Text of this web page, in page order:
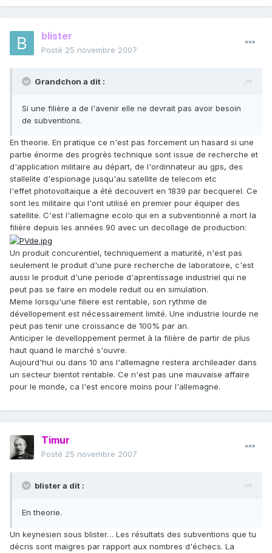
blister
Posté 25 novembre 2007
Grandchon a dit :
Si une filière a de l'avenir elle ne devrait pas avoir besoin
de subventions.
En theorie. En pratique ce n'est pas forcement un hasard si une
partie énorme des progrès technique sont issue de recherche et
d'application militaire au départ, de l'ordinnateur au gps, des
stallelite d'espionage jusqu'au satellite de telecom etc
l'effet photovoltaique a été decouvert en 1839 par becquerel. Ce
sont les militaire qui l'ont utilisé en premier pour équiper des
satellite. C'est l'allemagne ecolo qui en a subventionné a mort la
filière depuis les années 90 avec un decollage de production:
Un produit concurentiel, techniquement a maturité, n'est pas
seulement le produit d'une pure recherche de laboratoire, c'est
aussi le produit d'une periode d'aprentissage industriel qui ne
peut pas se faire en modele reduit ou en simulation.
Meme lorsqu'une filiere est rentable, son rythme de
dévellopement est nécessairement limité. Une industrie lourde ne
peut pas tenir une croissance de 100% par an.
Anticiper le develloppement permet à la filière de partir de plus
haut quand le marché s'ouvre.
Aujourd'hui ou dans 10 ans l'allemagne restera archileader dans
un secteur bientot rentable. Ce n'est pas une mauvaise affaire
pour le monde, ca l'est encore moins pour l'allemagne.
Timur
Posté 25 novembre 2007
blister a dit :
En theorie.
Un keynesien sous blister… Les résultats des subventions que tu
décris sont maigres par rapport aux nombres d'échecs. La